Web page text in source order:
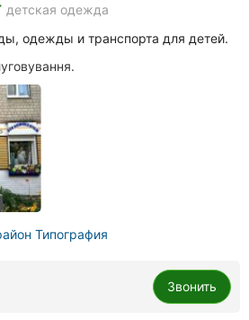
детская одежда
одежды и транспорта для детей.
Типография
Звонить